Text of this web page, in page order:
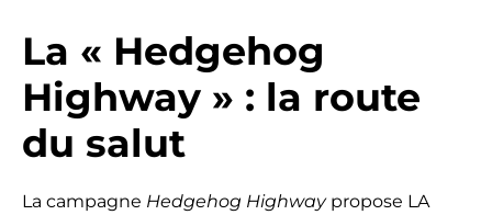
La « Hedgehog
Highway » : la route
du salut
La campagne Hedgehog Highwaypropose LA